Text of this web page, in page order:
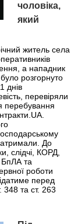
чоловіка,
який
житель села
а нападник
розгорнуто
днів
перевіряли
перебування
До
слідчі, КОРД,
БпЛА та
роботи
перед
348 та ст. 263